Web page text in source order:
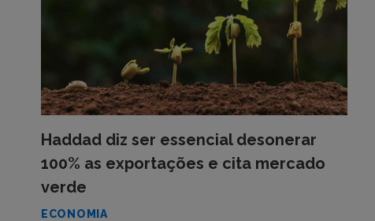
Haddad diz ser essencial desonerar
100% as exportações e cita mercado
verde
ECONOMIA